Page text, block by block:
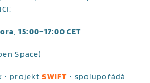
15:00–17:00 CET
Space)
• projektSWIFT • spolupořádá